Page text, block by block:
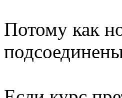
Потому как